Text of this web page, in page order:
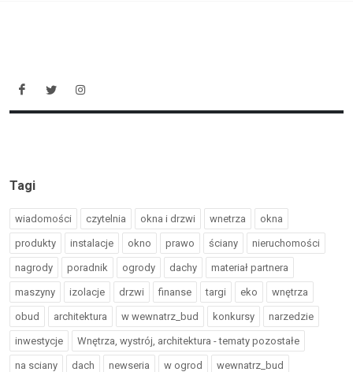
Tagi
wiadomości czytelnia okna i drzwi wnetrza okna
produkty instalacje okno prawo ściany nieruchomości
nagrody poradnik ogrody dachy materiał partnera
maszyny izolacje drzwi finanse targi eko wnętrza
obud architektura w wewnatrz_bud konkursy narzedzie
inwestycje Wnętrza, wystrój, architektura - tematy pozostałe
na sciany dach newseria w ogrod wewnatrz_bud